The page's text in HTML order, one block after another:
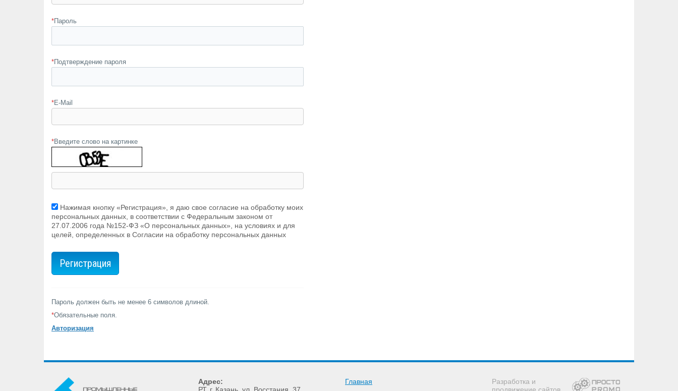
*Пароль
*Подтверждение пароля
*E-Mail
*Введите слово на картинке
Нажимая кнопку «Регистрация», я даю свое согласие на обработку моих
персональных данных, в соответствии с Федеральным законом от
27.07.2006 года №152-ФЗ «О персональных данных», на условиях и для
целей, определенных в Согласии на обработку персональных данных
Пароль должен быть не менее 6 символов длиной.
*Обязательные поля.
Авторизация
Адрес:
РТ, г. Казань ул. Восстания, 37
Главная
Разработка и
продвижение сайтов